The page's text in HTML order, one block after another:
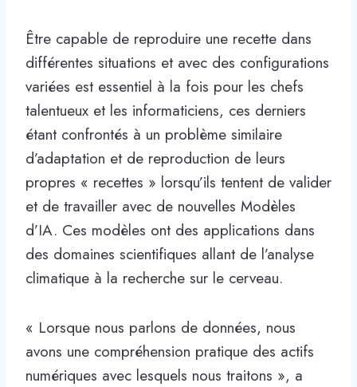
Être capable de reproduire une recette dans
différentes situations et avec des configurations
variées est essentiel à la fois pour les chefs
talentueux et les informaticiens, ces derniers
étant confrontés à un problème similaire
d’adaptation et de reproduction de leurs
propres « recettes » lorsqu’ils tentent de valider
et de travailler avec de nouvelles Modèles
d’IA. Ces modèles ont des applications dans
des domaines scientifiques allant de l’analyse
climatique à la recherche sur le cerveau.
« Lorsque nous parlons de données, nous
avons une compréhension pratique des actifs
numériques avec lesquels nous traitons », a